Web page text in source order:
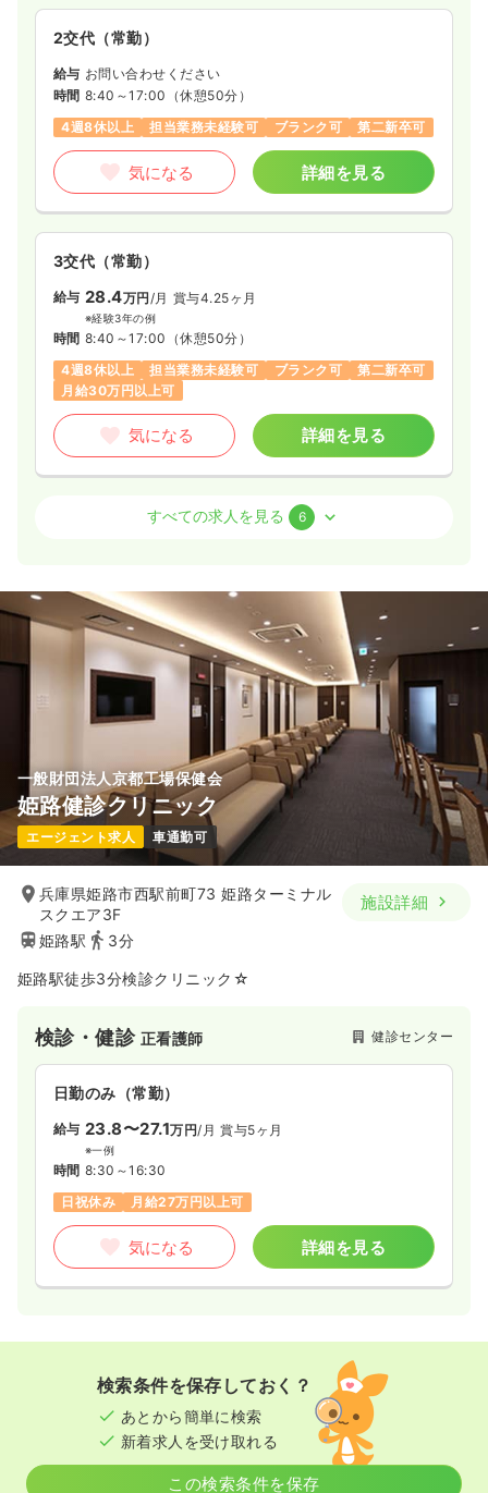
介護・福祉系 介護老人保健施設
日勤のみ（常勤）
時間 8:30～17:30（休憩60分）
年間休日120日
4週8休以上 第二新卒可
気になる 詳細を見る
2交代（常勤）
給与 29.7〜37.6万円/月 賞与3.4ヶ月
時間 8:30～17:30（休憩60分）
月給37万円以上可
気になる 詳細を見る
2交代（常勤）
給与 お問い合わせください
時間 8:40～17:00 （休憩50分）
4週8休以上
担当業務未経験可 ブランク可 第二新卒可
気になる 詳細を見る
3交代（常勤）
給与 28.4万円/月 賞与4.25ヶ月
※経験3年の例
時間 8:40～17:00 （休憩50分）
4週8休以上
担当業務未経験可 ブランク可
第二新卒可
月給30万円以上可
気になる 詳細を見る
給与 27.0万円/月 賞与4.5ヶ月
※経験7年の例
7:40～16:00 （休憩50分）
日曜休み
月給30万円以上可
気になる 詳細を見る
外来正看護師 一般病院
日勤のみ（常勤）
給与 お問い合わせください
時間 8:40～17:00
4週8休以上
気になる
27.8
※経験6年の例
時間 8:40～17:00（休憩50分）
ブランク可
第二新卒可 月給27万円以上可
気になる 詳細を見る
日勤のみ（常勤） 一時募集休止
22.6〜27.6 万円/月 賞与4.5ヶ月
すべての求人を見る 6
一般財団法人京都工場保健会
姫路健診クリニック
エージェント求人 車通勤可
兵庫県姫路市西駅前町73 姫路ターミナル
スクエア3F
姫路駅
3分
施設詳細
姫路駅徒歩3分検診クリニック☆
検診・健診 正看護師 健診センター
日勤のみ（常勤）
給与 23.8〜27.1万円/月 賞与5ヶ月
※一例
時間 8:30～16:30
日祝休み
月給27万円以上可
気になる 詳細を見る
検索条件を保存しておく？
あとから簡単に検索
新着求人を受け取れる
この検索条件を保存